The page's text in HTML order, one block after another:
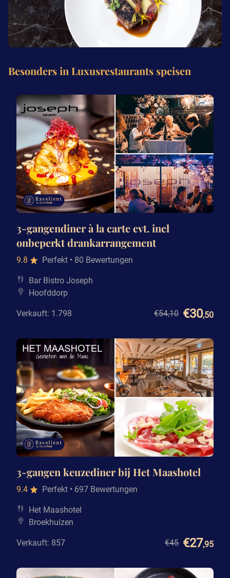
Besonders in Luxusrestaurants speisen
3-gangendiner à la carte evt. incl
onbeperkt drankarrangement
9.8 Perfekt • 80 Bewertungen
Bar Bistro Joseph
Hoofddorp
Verkauft: 1.798 €54,10 €30,50
3-gangen keuzediner bij Het Maashotel
9.4 Perfekt • 697 Bewertungen
Het Maashotel
Broekhuizen
Verkauft: 857 €45 €27,95